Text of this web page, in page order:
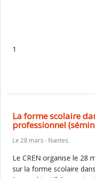
1
La forme scolaire
professionnel
Le 28 mars - Nantes
Le CREN organise le 28
sur la forme scolaire